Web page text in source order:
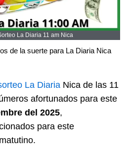
La Diaria 11 am Nica
de la suerte para La Diaria Nica
La Diaria Nica de las 11
afortunados para este
del 2025,
para este